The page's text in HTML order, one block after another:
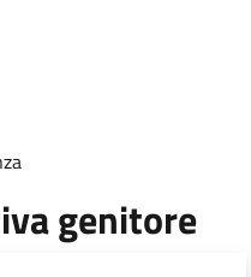
genitore